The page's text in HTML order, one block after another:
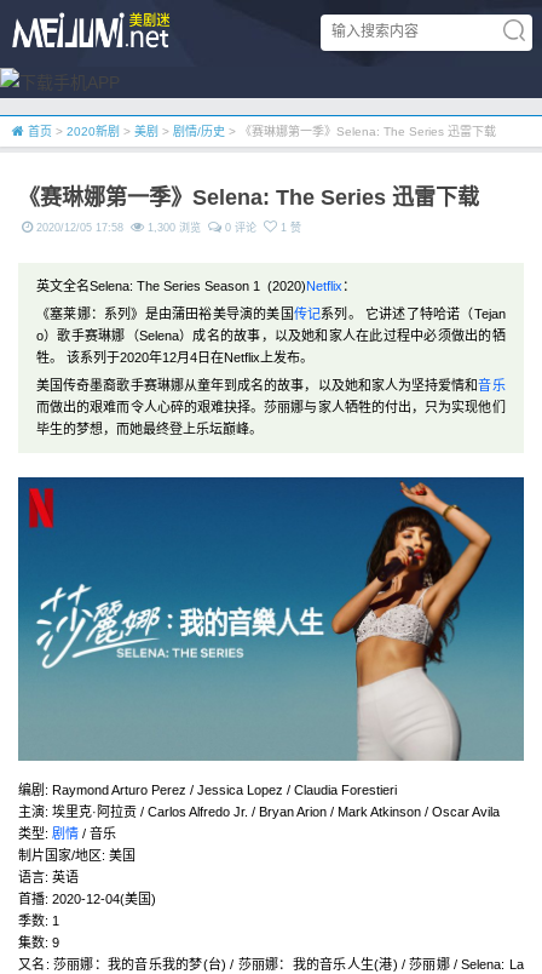
首页 > 2020新剧 > 美剧 > 剧情/历史 > 《赛琳娜第一季》Selena: The Series 迅雷下载
《赛琳娜第一季》Selena: The Series 迅雷下载
2020/12/05 17:58 1,300 浏览 0 评论 1 赞
英文全名Selena: The Series Season 1 (2020)Netflix ：
《塞莱娜：系列》是由蒲田裕美导演的美国传记系列。 它讲述了特哈诺（Tejan
o）歌手赛琳娜（Selena）成名的故事，以及她和家人在此过程中必须做出的牺
牲。 该系列于2020年12月4日在Netflix上发布。
美国传奇墨裔歌手赛琳娜从童年到成名的故事，以及她和家人为坚持爱情和音乐
而做出的艰难而令人心碎的艰难抉择。莎丽娜与家人牺牲的付出，只为实现他们
毕生的梦想，而她最终登上乐坛巅峰。
编剧 : Raymond Arturo Perez / Jessica Lopez / Claudia Forestieri
主演: 埃里克·阿拉贡 / Carlos Alfredo Jr. / Bryan Arion / Mark Atkinson / Oscar Avila
类型: 剧情 / 音乐
制片国家/地区: 美国
语言: 英语
首播: 2020-12-04(美国)
季数: 1
集数: 9
又名: 莎丽娜：我的音乐我的梦(台) / 莎丽娜：我的音乐人生(港) / 莎丽娜 / Selena: La